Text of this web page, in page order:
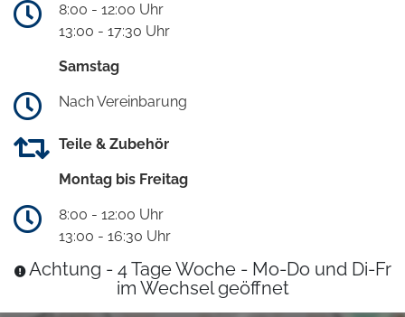
8:00 - 12:00 Uhr
13:00 - 17:30 Uhr
Samstag
Nach Vereinbarung
Teile & Zubehör
Montag bis Freitag
8:00 - 12:00 Uhr
13:00 - 16:30 Uhr
Achtung - 4 Tage Woche - Mo-Do und Di-Fr
im Wechsel geöffnet